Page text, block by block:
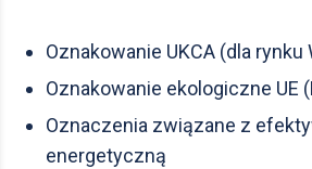
Oznakowanie UKCA (dla
Oznakowanie ekologiczne UE
Oznaczenia związane z
energetyczną